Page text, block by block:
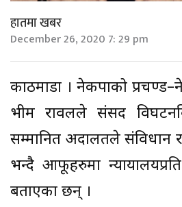
हातमा खबर
December 26, 2020 7: 29 pm
काठमाडौं । नेकपाको
भीम रावलले संसद
सम्मानित अदालतले संविधान
भन्दै आफूहरुमा
बताएका छन् ।